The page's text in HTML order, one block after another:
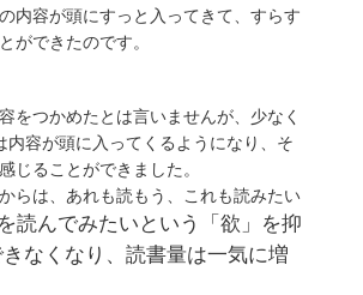
内容が頭にすっと入ってきて、すらす
ができたのです。
をつかめたとは言いませんが、少なく
内容が頭に入ってくるようになり、そ
じることができました。
らは、あれも読もう、これも読みたい
読んでみたいという「欲」を抑
なくなり、読書量は一気に増